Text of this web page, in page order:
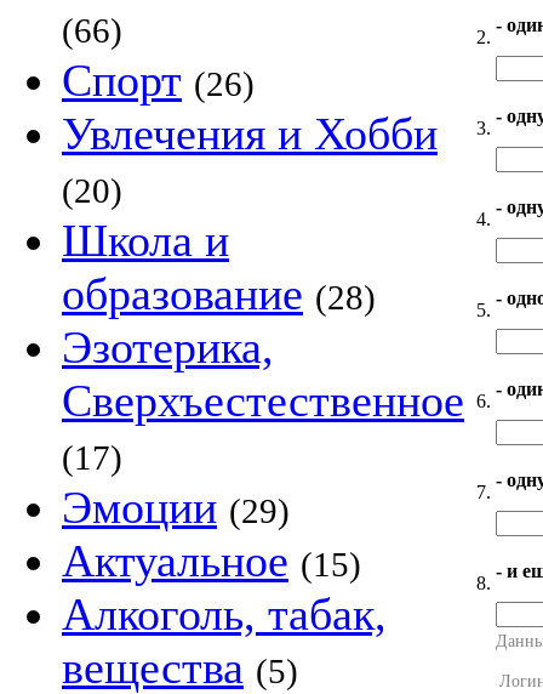
(66)
Спорт (26)
Увлечения и Хобби
(20)
Школа и
образование (28)
Эзотерика,
Сверхъестественное
(17)
Эмоции (29)
Актуальное (15)
Алкоголь, табак,
вещества (5)
2.
-
3.
-
4.
-
5.
-
6.
-
7.
-
8.
- и